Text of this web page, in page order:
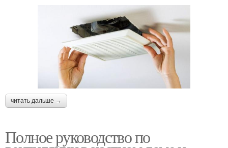
читать дальше →
Полное руководство по